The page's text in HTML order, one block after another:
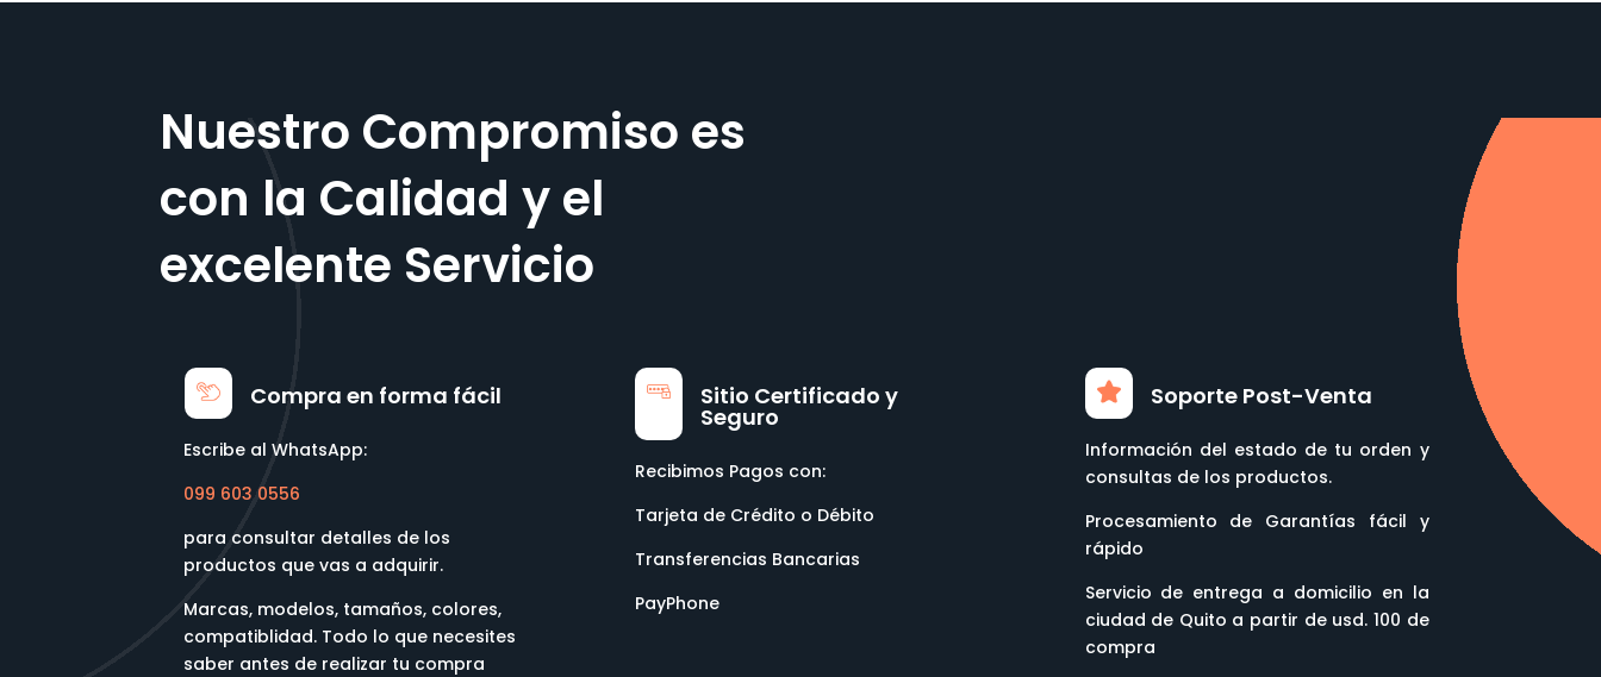
Nuestro Compromiso es
con la Calidad y el
excelente Servicio
Compra en forma fácil
Escribe al WhatsApp:
099 603 0556
para consultar detalles de los
productos que vas a adquirir.
Marcas, modelos, tamaños, colores,
compatiblidad. Todo lo que necesites
saber antes de realizar tu compra
Sitio Certificado y
Seguro
Recibimos Pagos con:
Tarjeta de Crédito o Débito
Transferencias Bancarias
PayPhone
Soporte Post-Venta
Información del estado de tu orden y
consultas de los productos.
Procesamiento de Garantías fácil y
rápido
Servicio de entrega a domicilio en la
ciudad de Quito a partir de usd. 100 de
compra